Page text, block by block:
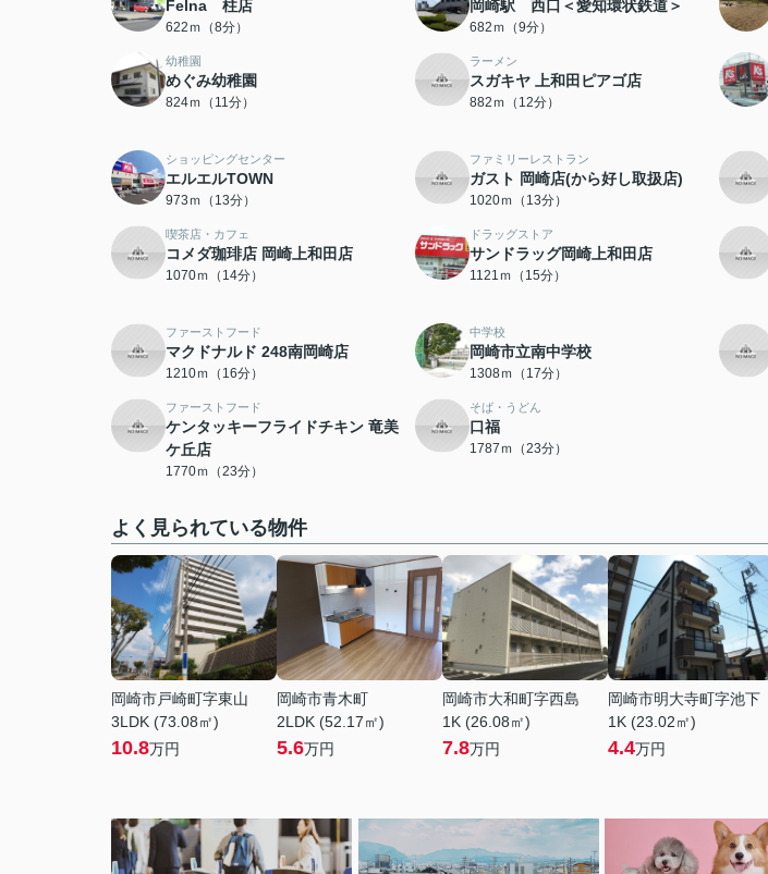
Felna 柱店
622ｍ（8分）
岡崎駅 西口＜愛知環状鉄道＞
682ｍ（9分）
幼稚園
めぐみ幼稚園
824ｍ（11分）
ラーメン
スガキヤ 上和田ピアゴ店
882ｍ（12分）
ショッピングセンター
エルエルTOWN
973ｍ（13分）
ファミリーレストラン
ガスト 岡崎店(から好し取扱店)
1020ｍ（13分）
喫茶店・カフェ
コメダ珈琲店 岡崎上和田店
1070ｍ（14分）
ドラッグストア
サンドラッグ岡崎上和田店
1121ｍ（15分）
ファーストフード
マクドナルド 248南岡崎店
1210ｍ（16分）
中学校
岡崎市立南中学校
1308ｍ（17分）
ファーストフード
ケンタッキーフライドチキン 竜美
ケ丘店
1770ｍ（23分）
そば・うどん
口福
1787ｍ（23分）
よく見られている物件
岡崎市戸崎町字東山
3LDK (73.08㎡)
10.8万円
岡崎市青木町
2LDK (52.17㎡)
5.6万円
岡崎市大和町字西島
1K (26.08㎡)
7.8万円
岡崎市明大寺町字池下
1K (23.02㎡)
4.4万円